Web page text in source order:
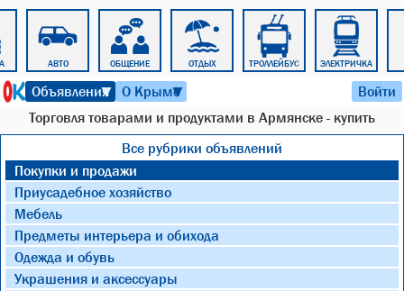
АВТО ОБЩЕНИЕ ОТДЫХ ТРОЛЛЕЙБУС ЭЛЕКТРИЧКА
Объявления
▼ О Крыме
▼ Войти
Торговля товарами и продуктами в Армянске - купить
Все рубрики объявлений
Покупки и продажи
Приусадебное хозяйство
Мебель
Предметы интерьера и обихода
Одежда и обувь
Украшения и аксессуары